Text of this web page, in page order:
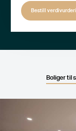
Bestill
Boliger til